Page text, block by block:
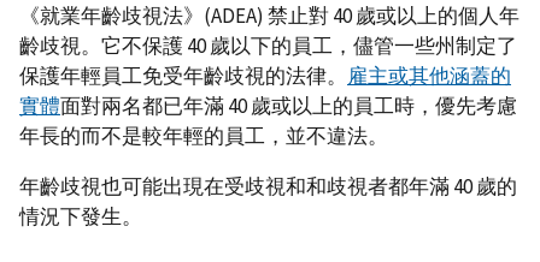
《就業年齡歧視法》(ADEA) 禁止對 40 歲或以上的個人年
齡歧視。它不保護 40 歲以下的員工，儘管一些州制定了
保護年輕員工免受年齡歧視的法律。 雇主或其他涵蓋的
實體面對兩名都已年滿 40 歲或以上的員工時，優先考慮
年長的而不是較年輕的員工，並不違法。
年齡歧視也可能出現在受歧視和和歧視者都年滿 40 歲的
情況下發生。